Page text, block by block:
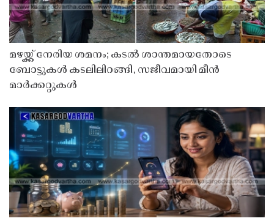
മഴയ്ക്ക് നേരിയ ശമനം; കടൽ ശാന്തമായതോടെ
ബോട്ടുകൾ കടലിലിറങ്ങി, സജീവമായി മീൻ
മാർക്കറ്റുകൾ